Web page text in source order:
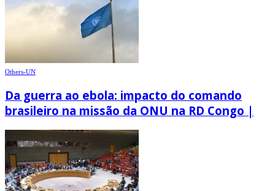
Others-UN
Da guerra ao ebola: impacto do comando
brasileiro na missão da ONU na RD Congo |